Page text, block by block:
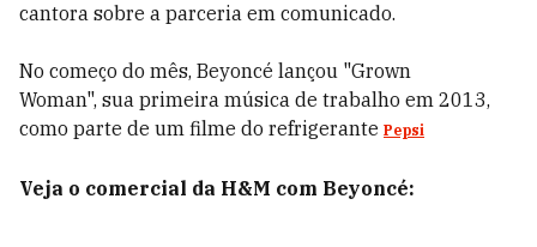
cantora sobre a parceria em comunicado.
No começo do mês, Beyoncé lançou "Grown
Woman", sua primeira música de trabalho em 2013,
como parte de um filme do refrigerante Pepsi
Veja o comercial da H&M com Beyoncé: